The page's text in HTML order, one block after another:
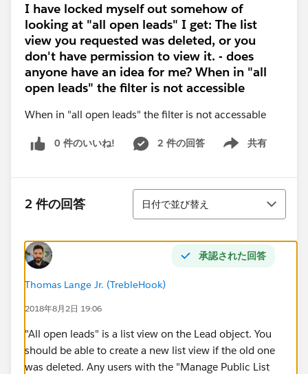
I have locked myself out somehow of
looking at "all open leads" I get: The list
view you requested was deleted, or you
don't have permission to view it. - does
anyone have an idea for me? When in "all
open leads" the filter is not accessible
When in "all open leads" the filter is not accessable
0 件のいいね! 2 件の回答 共有
Show menu
2 件の回答
並び替え
日付で並び替え
承認された回答
Thomas Lange Jr. (TrebleHook)
2018年8月2日 19:06
"All open leads" is a list view on the Lead object. You
should be able to create a new list view if the old one
was deleted. Any users with the "Manage Public List